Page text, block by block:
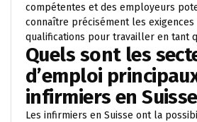
compétentes et des employeurs
connaître précisément les exigences
qualifications pour travailler en tant
Quels sont les
d’emploi
infirmiers en
Les infirmiers en Suisse ont la